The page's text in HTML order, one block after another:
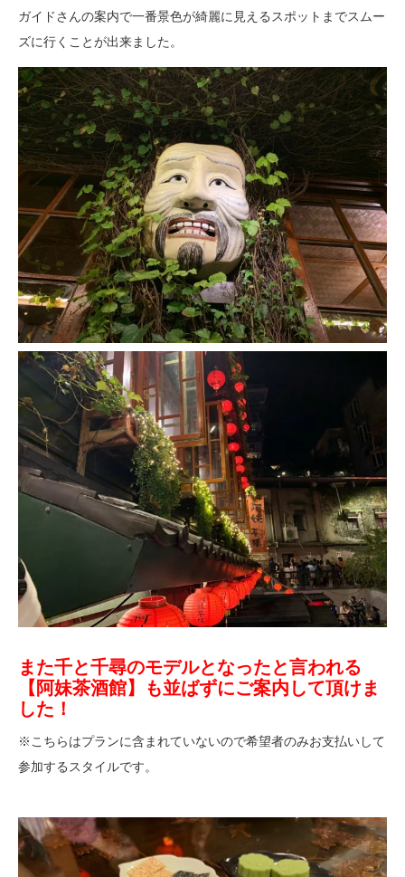
ガイドさんの案内で一番景色が綺麗に見えるスポットまでスムー
ズに行くことが出来ました。
また千と千尋のモデルとなったと言われる
【 阿妹茶酒館】も並ばずにご案内して頂けま
した！
※こちらはプランに含まれていないので希望者のみお支払いして
参加するスタイルです。